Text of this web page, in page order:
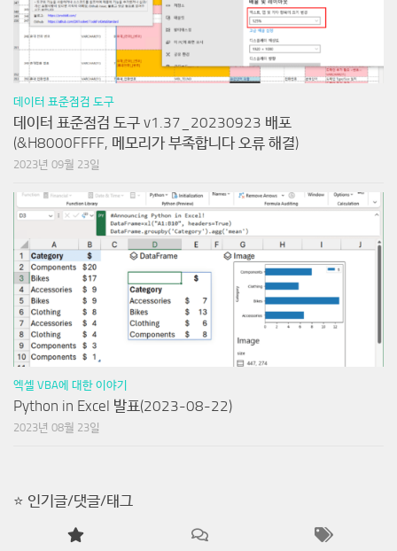
데이터 표준점검 도구
데이터 표준점검 도구 v1.37_20230923 배포
(&H8000FFFF, 메모리가 부족합니다 오류 해결)
2023년 09월 23일
엑셀 VBA에 대한 이야기
Python in Excel 발표(2023-08-22)
2023년 08월 23일
⭐ 인기글/댓글/태그